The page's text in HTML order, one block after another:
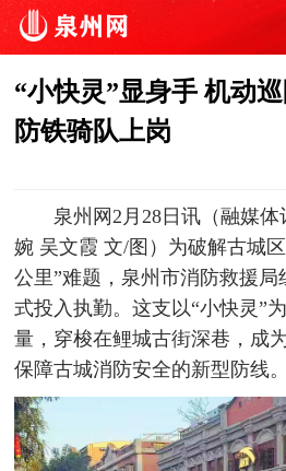
“小快灵”显身手 机动
防铁骑队上岗
泉州网2月28日讯（融媒
婉 吴文霞 文/图）为破解古城
公里”难题，泉州市消防救援
式投入执勤。这支以“小快灵”
量，穿梭在鲤城古街深巷，成
保障古城消防安全的新型防线。